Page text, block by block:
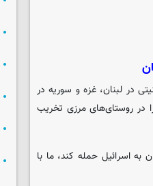
در لبنان، غزه و سوریه در
در روستای‌های مرزی تخریب
به اسرائیل حمله کند، ما با